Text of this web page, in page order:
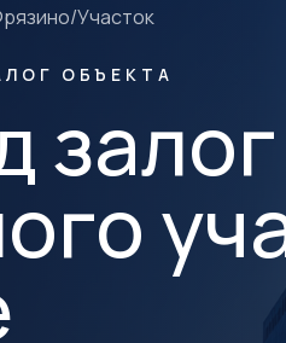
/Участок
ОБЪЕКТА
залог